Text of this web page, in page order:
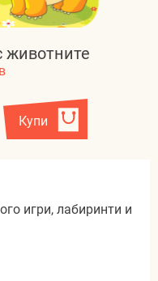
животните
Купи
игри, лабиринти и